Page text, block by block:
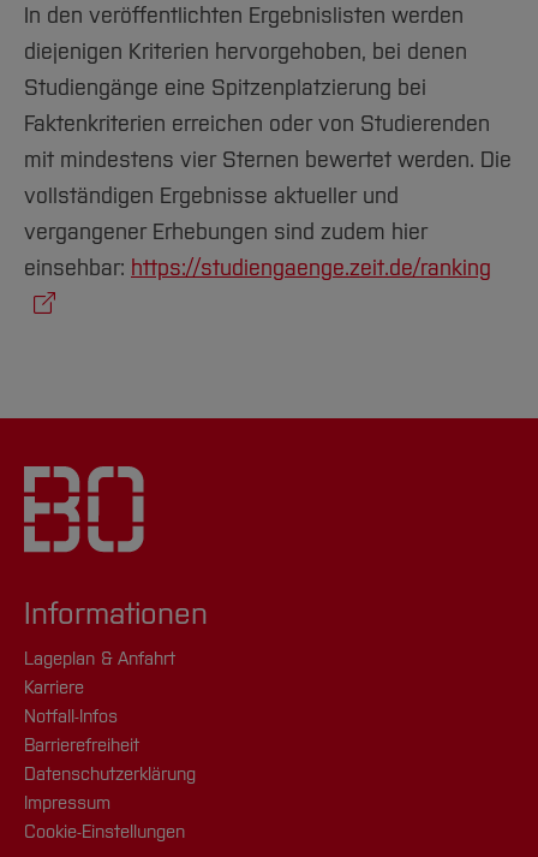
In den veröffentlichten Ergebnislisten werden
diejenigen Kriterien hervorgehoben, bei denen
Studiengänge eine Spitzenplatzierung bei
Faktenkriterien erreichen oder von Studierenden
mit mindestens vier Sternen bewertet werden. Die
vollständigen Ergebnisse aktueller und
vergangener Erhebungen sind zudem hier
einsehbar: https://studiengaenge.zeit.de/ranking
Informationen
Lageplan & Anfahrt
Karriere
Notfall-Infos
Barrierefreiheit
Datenschutzerklärung
Impressum
Cookie-Einstellungen